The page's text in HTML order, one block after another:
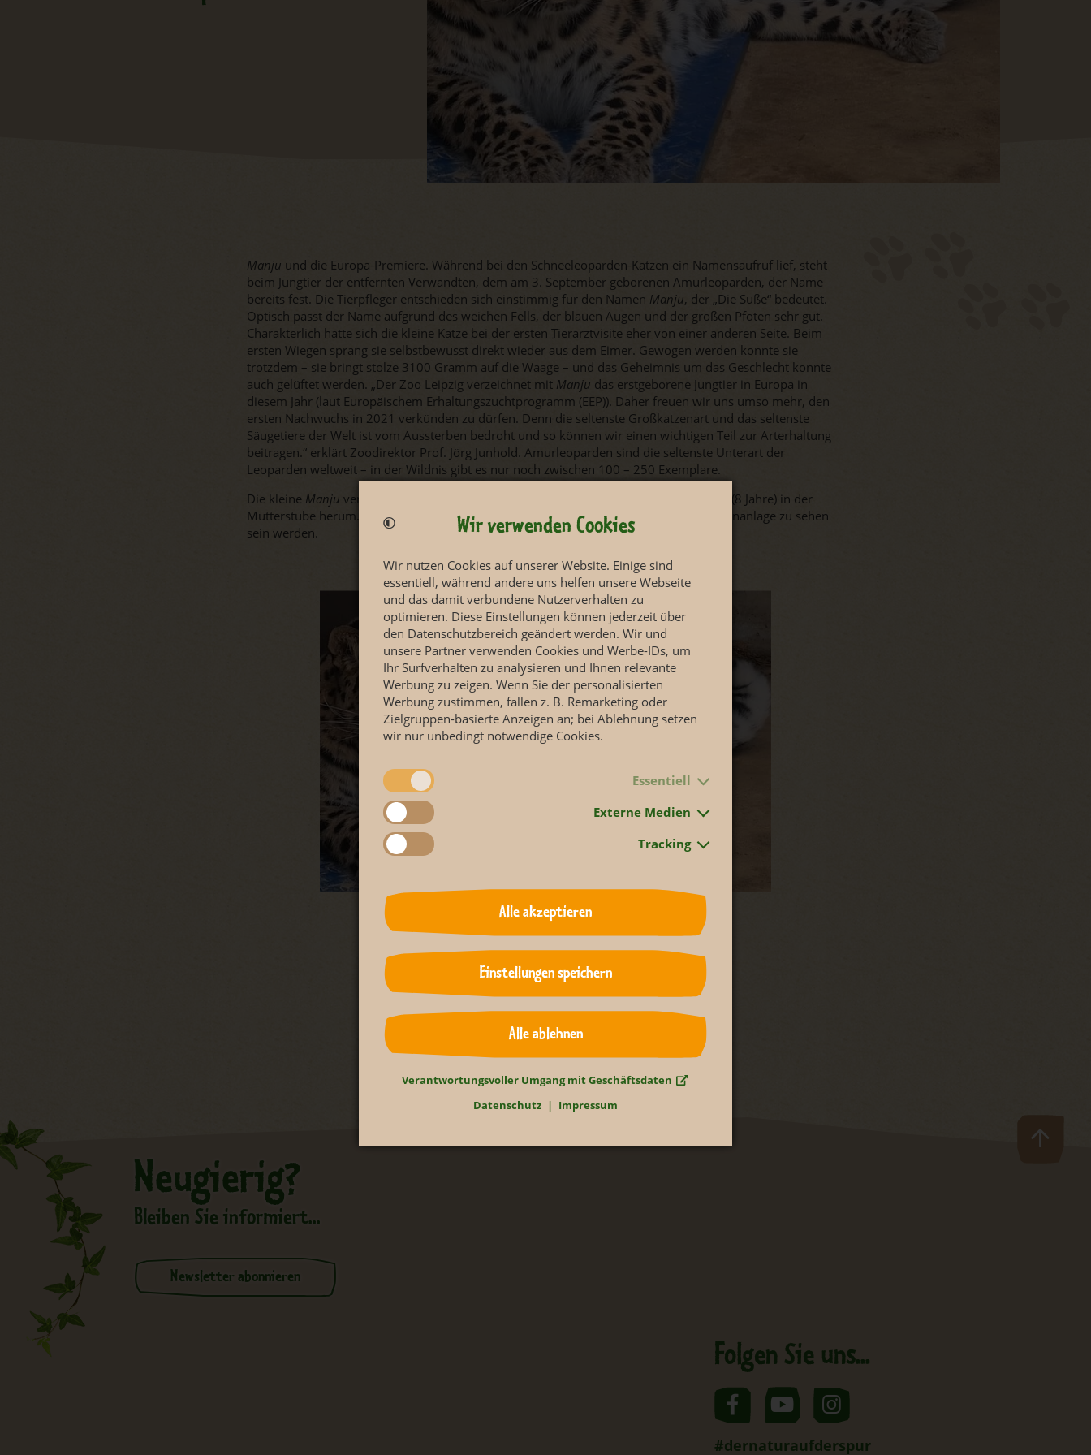
Manju und die Europa-Premiere. Während bei den Schneeleoparden-Katzen ein Namensaufruf lief, steht
beim Jungtier der entfernten Verwandten, dem am 3. September geborenen Amurleoparden, der Name
bereits fest. Die Tierpfleger entschieden sich einstimmig für den Namen Manju, der „Die Süße“ bedeutet.
Optisch passt der Name aufgrund des weichen Fells, der blauen Augen und der großen Pfoten sehr gut.
Charakterlich hatte sich die kleine Katze bei der ersten Tierarztvisite eher von einer anderen Seite. Beim
ersten Wiegen sprang sie selbstbewusst direkt wieder aus dem Eimer. Gewogen werden konnte sie
trotzdem – sie bringt stolze 3100 Gramm auf die Waage – und das Geheimnis um das Geschlecht konnte
auch gelüftet werden. „Der Zoo Leipzig verzeichnet mit Manju das erstgeborene Jungtier in Europa in
diesem Jahr (laut Europäischem Erhaltungszuchtprogramm (EEP)). Daher freuen wir uns umso mehr, den
ersten Nachwuchs in 2021 verkünden zu dürfen. Denn die seltenste Großkatzenart und das seltenste
Säugetiere der Welt ist vom Aussterben bedroht und so können wir einen wichtigen Teil zur Arterhaltung
beitragen.“ erklärt Zoodirektor Prof. Jörg Junhold. Amurleoparden sind die seltenste Unterart der
Leoparden weltweit – in der Wildnis gibt es nur noch zwischen 100 – 250 Exemplare.
Die kleine Manju verlässt immer wieder die Wurfbox und tollt mit bzw. auf Mutter
(8 Jahre) in der
Mutterstube herum. Lange wird es nicht mehr dauern, bis sie gemeinsam auf der Außenanlage zu sehen
sein werden.
Zurück
Neugierig?
Bleiben Sie informiert...
Newsletter abonnieren
Folgen Sie uns...
#dernaturaufderspur
Wir verwenden Cookies
Wir nutzen Cookies auf unserer Website. Einige sind
essentiell, während andere uns helfen unsere Webseite
und das damit verbundene Nutzerverhalten zu
optimieren. Diese Einstellungen können jederzeit über
den Datenschutzbereich geändert werden. Wir und
unsere Partner verwenden Cookies und Werbe-IDs, um
Ihr Surfverhalten zu analysieren und Ihnen relevante
Werbung zu zeigen. Wenn Sie der personalisierten
Werbung zustimmen, fallen z. B. Remarketing oder
Zielgruppen-basierte Anzeigen an; bei Ablehnung setzen
wir nur unbedingt notwendige Cookies.
Essentiell
Externe Medien
Tracking
Alle akzeptieren
Einstellungen speichern
Alle ablehnen
Verantwortungsvoller Umgang mit Geschäftsdaten
Datenschutz
Impressum